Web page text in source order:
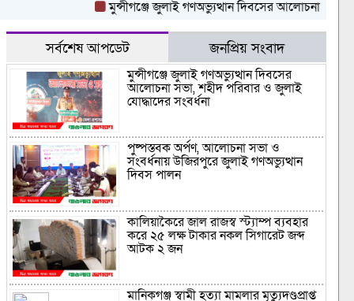
মুন্সীগঞ্জে জুলাই গণঅভ্যুত্থান দিবসের আলোচনা সভা, শহীদ
সর্বশেষ আপডেট জনপ্রিয় সংবাদ
মুন্সীগঞ্জে জুলাই গণঅভ্যুত্থান দিবসের
আলোচনা সভা, শহীদ পরিবার ও জুলাই
যোদ্ধাদের সংবর্ধনা
পুষ্পস্তবক অর্পণ, আলোচনা সভা ও
সংবর্ধনায় উজিরপুরে জুলাই গণঅভ্যুত্থান
দিবস পালন
কালিয়াকৈরে জাল রাজস্ব স্ট্যাম্প ব্যবহার
করে ২৫ লক্ষ টাকার নকল সিগারেট জব্দ
আটক ২ জন
মানিকগঞ্জ স্বামী হত্যা মামলার মৃত্যুদণ্ডপ্রাপ্ত